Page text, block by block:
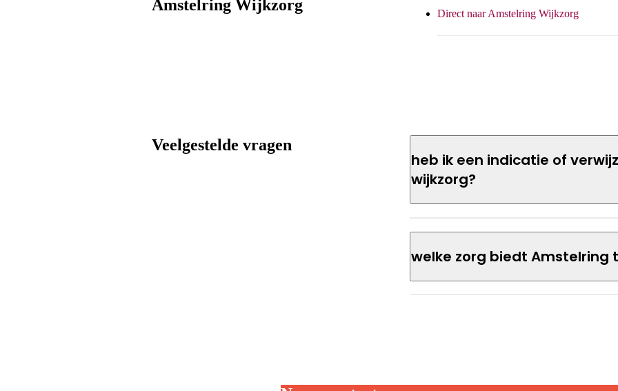
Amstelring Wijkzorg Direct naar Amstelring Wijkzorg
Veelgestelde vragen
Heb ik een indicatie of verwijzing nodig voor
wijkzorg?
Welke zorg biedt Amstelring